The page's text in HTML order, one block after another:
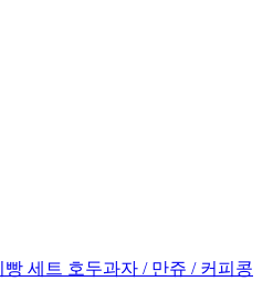
세트 호두과자 / 만쥬 / 커피콩